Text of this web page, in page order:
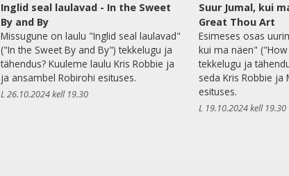
Inglid seal laulavad - In the Sweet
By and By
Missugune on laulu "Inglid seal laulavad"
("In the Sweet By and By") tekkelugu ja
tähendus? Kuuleme laulu Kris Robbie ja
ja ansambel Robirohi esituses.
L 26.10.2024 kell 19.30
Suur Jumal, kui
Great Thou Art
Esimeses osas
kui ma näen"
tekkelugu ja
seda Kris Robbie ja
esituses.
L 19.10.2024 kell 19.30